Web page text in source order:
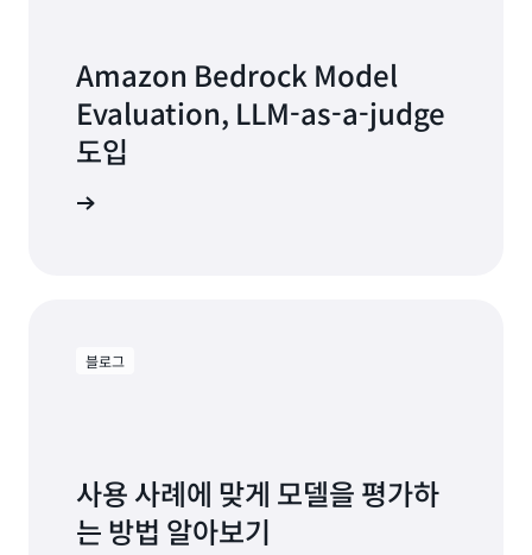
Amazon Bedrock Model
Evaluation, LLM-as-a-judge
도입
블로그
사용 사례에 맞게 모델을 평가하
는 방법 알아보기